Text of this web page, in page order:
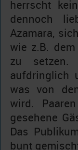
herrscht
dennoch
Azamara,
wie z.B.
zu
aufdringlich
was von
wird.
gesehene
Das
bunt